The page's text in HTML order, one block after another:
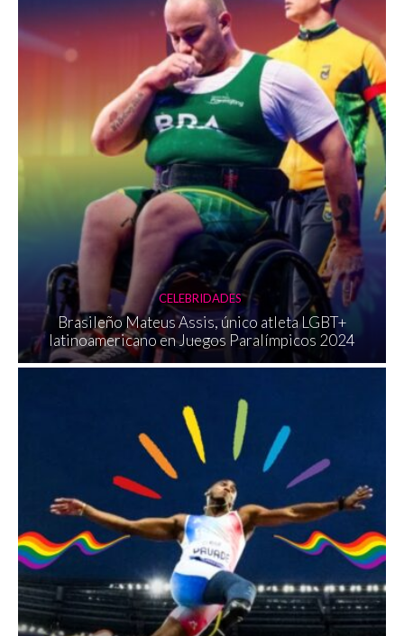
CELEBRIDADES
Brasileño Mateus Assis, único atleta LGBT+
latinoamericano en Juegos Paralímpicos 2024